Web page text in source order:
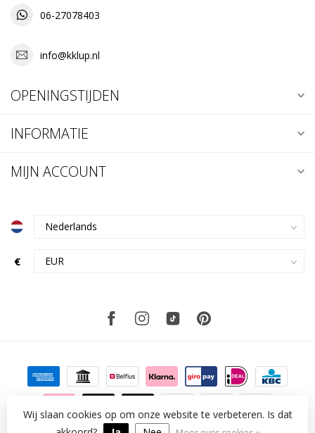
06-27078403
info@kklup.nl
OPENINGSTIJDEN
INFORMATIE
MIJN ACCOUNT
€
Wij slaan cookies op om onze website te verbeteren. Is dat